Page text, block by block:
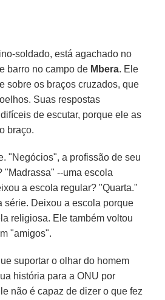
soldado, está agachado no
barro no campo de Mbera. Ele
sobre os braços cruzados, que
Suas respostas
de escutar, porque ele as
braço.
"Negócios", a profissão de seu
"Madrassa" --uma escola
a escola regular? "Quarta."
série. Deixou a escola porque
religiosa. Ele também voltou
"amigos".
suportar o olhar do homem
história para a ONU por
não é capaz de dizer o que fez